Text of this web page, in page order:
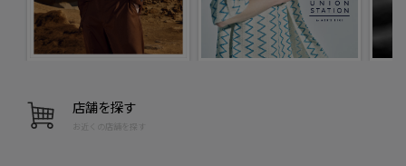
店舗を探す
お近くの店舗を探す